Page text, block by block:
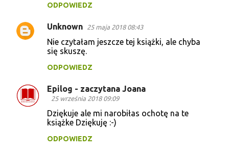
ODPOWIEDZ
Unknown 25 maja 2018 08:43
Nie czytałam jeszcze tej książki, ale chyba
się skuszę.
ODPOWIEDZ
Epilog - zaczytana Joana
25 września 2018 09:09
Dziękuje ale mi narobiłas ochotę na te
książke Dziękuję :-)
ODPOWIEDZ